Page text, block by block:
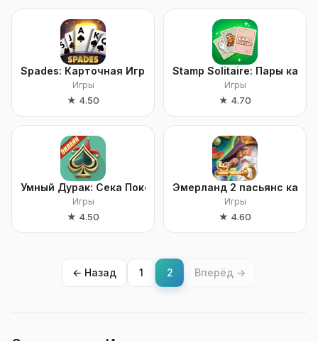
Spades: Карточная Игра Онлайн
Игры
★ 4.50
Stamp Solitaire: Пары карт
Игры
★ 4.70
Умный Дурак: Сека Покер и 21
Игры
★ 4.50
Эмерланд 2 пасьянс
Игры
★ 4.60
← Назад 1 2 Вперёд →